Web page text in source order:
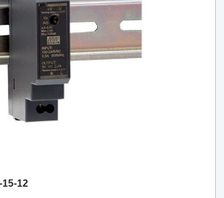
15-12